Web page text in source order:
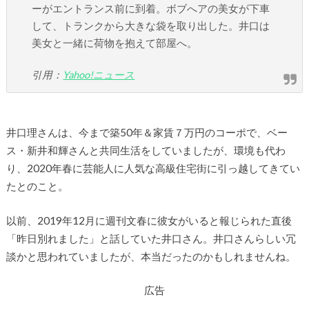
ーがエントランス前に到着。ボブへアの美女が下車
して、トランクから大きな袋を取り出した。井口は
美女と一緒に荷物を抱えて部屋へ。
引用： Yahoo!ニュース
井口理さんは、今まで築50年＆家賃７万円のコーポで、ベー
ス・新井和輝さんと共同生活をしていましたが、環境も代わ
り、2020年春に芸能人に人気な高級住宅街に引っ越してきてい
たとのこと。
以前、2019年12月に週刊文春に彼女がいると報じられた直後
「昨日別れました」と話していた井口さん。井口さんらしい冗
談かと思われていましたが、本当だったのかもしれませんね。
広告